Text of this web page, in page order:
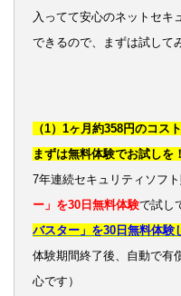
入ってて安心のネットセキ
できるので、まずは試して
（1）1ヶ月約358円のコ
まずは無料体験でお試しを！
7年連続セキュリティソフ
ー」を30日無料体験で試し
バスター」を30日無料体験
体験期間終了後、自動で有
心です）